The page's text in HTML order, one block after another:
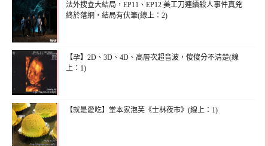
法外搜查大結局，EP11、EP12 美工刀連續殺人事件真兇
終於落網，結局有伏筆(線上：2)
【孕】2D、3D、4D、高層次超音波，傻傻分不清楚(線
上：1)
【就是愛吃】堂本家泡芙《士林夜市》(線上：1)